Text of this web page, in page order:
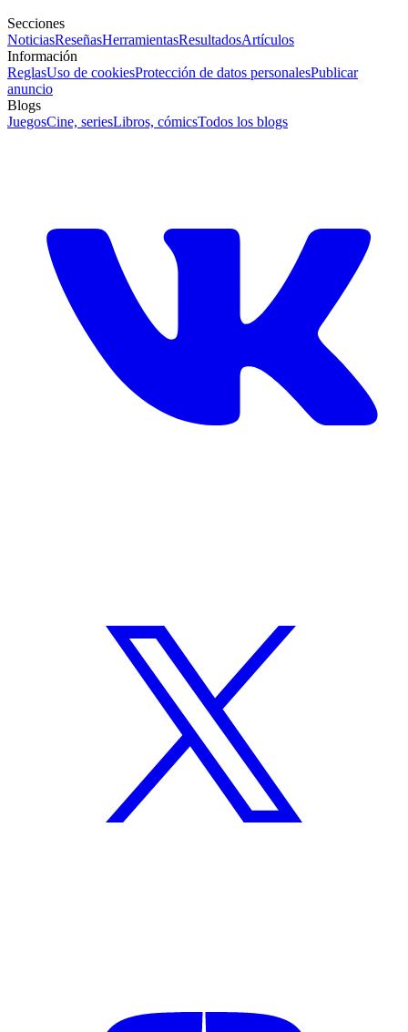
Secciones
NoticiasReseñasHerramientasResultadosArtículos
Información
ReglasUso de cookiesProtección de datos personalesPublicar
anuncio
Blogs
JuegosCine, seriesLibros, cómicsTodos los blogs